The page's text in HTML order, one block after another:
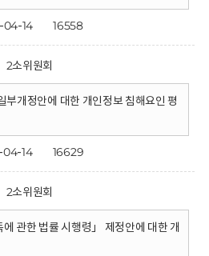
04-14 16558
2소위원회
부개정안에 대한 개인정보 침해요인 평
04-14 16629
2소위원회
에 관한 법률 시행령」 제정안에 대한 개